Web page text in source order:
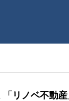
リノベ不動